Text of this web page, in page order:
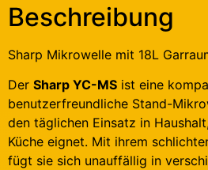
Beschreibung
Sharp Mikrowelle mit 18L
Der Sharp YC-MS ist eine
benutzerfreundliche Stand-
den täglichen Einsatz in
Küche eignet. Mit ihrem
fügt sie sich unauffällig in